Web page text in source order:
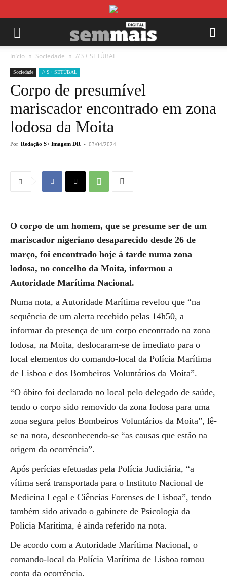
Início Sociedade // S+ SETÚBAL
Sociedade // S+ SETÚBAL
Corpo de presumível
mariscador encontrado em zona
lodosa da Moita
Por Redação S+ Imagem DR - 03/04/2024
O corpo de um homem, que se presume ser de um
mariscador nigeriano desaparecido desde 26 de
março, foi encontrado hoje à tarde numa zona
lodosa, no concelho da Moita, informou a
Autoridade Marítima Nacional.
Numa nota, a Autoridade Marítima revelou que “na
sequência de um alerta recebido pelas 14h50, a
informar da presença de um corpo encontrado na zona
lodosa, na Moita, deslocaram-se de imediato para o
local elementos do comando-local da Polícia Marítima
de Lisboa e dos Bombeiros Voluntários da Moita”.
“O óbito foi declarado no local pelo delegado de saúde,
tendo o corpo sido removido da zona lodosa para uma
zona segura pelos Bombeiros Voluntários da Moita”, lê-
se na nota, desconhecendo-se “as causas que estão na
origem da ocorrência”.
Após perícias efetuadas pela Polícia Judiciária, “a
vítima será transportada para o Instituto Nacional de
Medicina Legal e Ciências Forenses de Lisboa”, tendo
também sido ativado o gabinete de Psicologia da
Polícia Marítima, é ainda referido na nota.
De acordo com a Autoridade Marítima Nacional, o
comando-local da Polícia Marítima de Lisboa tomou
conta da ocorrência.